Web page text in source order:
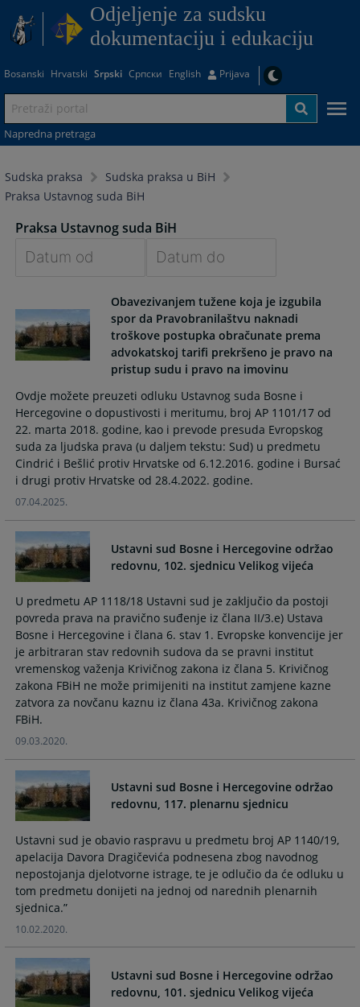
Odjeljenje za sudsku
dokumentaciju i edukaciju
Bosanski Hrvatski Srpski Српски English Prijava
Napredna pretraga
Sudska praksa
Sudska praksa u BiH
Praksa Ustavnog suda BiH
Praksa Ustavnog suda BiH
to
interact
with
calendar
and
select
a
date.
Press
the
mark
key
to
get
the
keyboard
shortcuts
for
changing
dates.
forward
to
interact
with
the
calendar
and
select
a
date.
Press
key
to
the
keyboard
shortcuts
for
changing
dates.
Obavezivanjem tužene koja je izgubila
spor da Pravobranilaštvu naknadi
troškove postupka obračunate prema
advokatskoj tarifi prekršeno je pravo na
pristup sudu i pravo na imovinu
Ovdje možete preuzeti odluku Ustavnog suda Bosne i
Hercegovine o dopustivosti i meritumu, broj AP 1101/17 od
22. marta 2018. godine, kao i prevode presuda Evropskog
suda za ljudska prava (u daljem tekstu: Sud) u predmetu
Cindrić i Bešlić protiv Hrvatske od 6.12.2016. godine i Bursać
i drugi protiv Hrvatske od 28.4.2022. godine.
07.04.2025.
Ustavni sud Bosne i Hercegovine održao
redovnu, 102. sjednicu Velikog vijeća
U predmetu AP 1118/18 Ustavni sud je zaključio da postoji
povreda prava na pravično suđenje iz člana II/3.e) Ustava
Bosne i Hercegovine i člana 6. stav 1. Evropske konvencije jer
je arbitraran stav redovnih sudova da se pravni institut
vremenskog važenja Krivičnog zakona iz člana 5. Krivičnog
zakona FBiH ne može primijeniti na institut zamjene kazne
zatvora za novčanu kaznu iz člana 43a. Krivičnog zakona
FBiH.
09.03.2020.
Ustavni sud Bosne i Hercegovine održao
redovnu, 117. plenarnu sjednicu
Ustavni sud je obavio raspravu u predmetu broj AP 1140/19,
apelacija Davora Dragičevića podnesena zbog navodnog
nepostojanja djelotvorne istrage, te je odlučio da će odluku u
tom predmetu donijeti na jednoj od narednih plenarnih
sjednica.”
10.02.2020.
Ustavni sud Bosne i Hercegovine održao
redovnu, 101. sjednicu Velikog vijeća